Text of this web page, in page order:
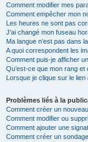
Comment modifier mes
Comment empêcher mon
Les heures ne sont pas
J’ai changé mon fuseau
Ma langue n’est pas dans
A quoi correspondent les
Comment puis-je afficher
Qu’est-ce que mon rang et
Lorsque je clique sur le lien
Problèmes liés à la
Comment créer un
Comment modifier ou
Comment ajouter une
Comment créer un